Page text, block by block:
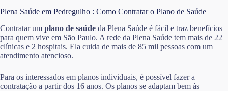
Plena Saúde em Pedregulho : Como Contratar o Plano de Saúde
Contratar um plano de saúde da Plena Saúde é fácil e traz benefícios
para quem vive em São Paulo. A rede da Plena Saúde tem mais de 22
clínicas e 2 hospitais. Ela cuida de mais de 85 mil pessoas com um
atendimento atencioso.
Para os interessados em planos individuais, é possível fazer a
contratação a partir dos 16 anos. Os planos se adaptam bem às